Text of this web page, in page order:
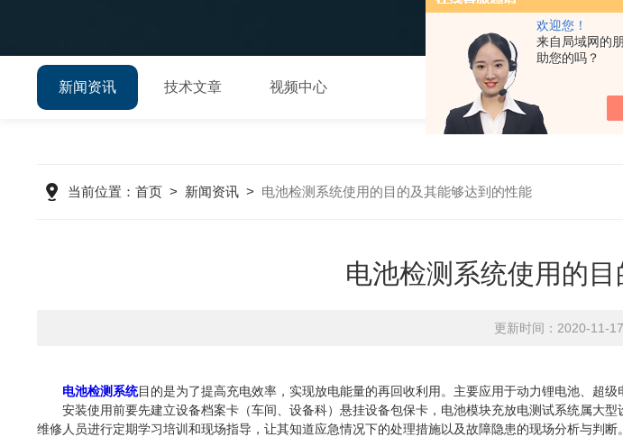
欢迎您！
来自局域网的
助您的吗？
新闻资讯 技术文章 视频中心
当前位置： 首页> 新闻资讯> 电池检测系统使用的目的及其能够达到的性能
电池检测系统使用的
更新时间：2020-
电池检测系统目的是为了提高充电效率，实现放电能量的再回收利用。主要应用于动力锂电池、超
安装使用前要先建立设备档案卡（车间、设备科）悬挂设备包保卡，电池模块充放电测试系统属大
维修人员进行定期学习培训和现场指导，让其知道应急情况下的处理措施以及故障隐患的现场分析与判断